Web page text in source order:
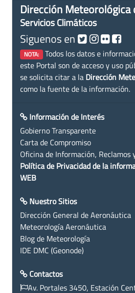
Dirección Meteorológica
Servicios Climáticos
Siguenos en
NOTA: Todos los datos e
este Portal son de acceso y uso
se solicita citar a la Dirección
como la fuente de la información.
Información de Interés
Gobierno Transparente
Carta de Compromiso
Oficina de Información, Reclamos
Política de Privacidad de la
WEB
Nuestro Sitios
Dirección General de Aeronáutica
Meteorología Aeronáutica
Blog de Meteorología
IDE DMC (Geonode)
Contactos
Av. Portales 3450, Estación